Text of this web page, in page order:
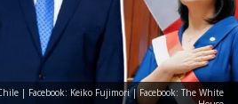
| Facebook: Keiko Fujimori | Facebook: The White